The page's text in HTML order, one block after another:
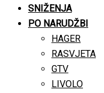
SNIŽENJA
PO NARUDŽBI
HAGER
RASVJETA
GTV
LIVOLO